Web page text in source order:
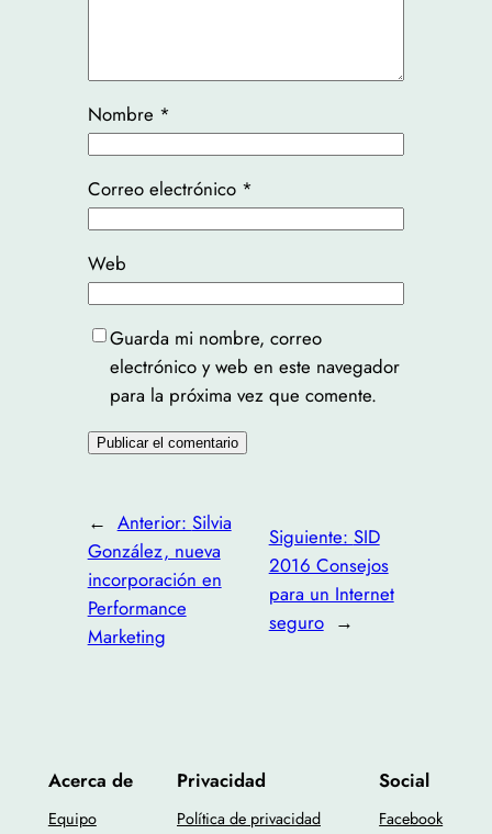
Nombre *
Correo electrónico *
Web
Guarda mi nombre, correo
electrónico y web en este navegador
para la próxima vez que comente.
← Anterior: Silvia
González, nueva
incorporación en
Performance
Marketing
Siguiente: SID
2016 Consejos
para un Internet
seguro →
Acerca de
Equipo
Privacidad
Política de privacidad
Social
Facebook